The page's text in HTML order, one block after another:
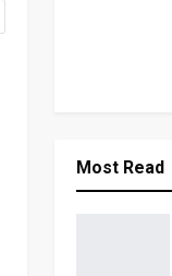
Most Read